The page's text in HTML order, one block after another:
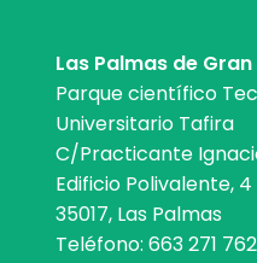
Las Palmas de
Parque científico
Universitario Tafira
C/Practicante
Edificio Polivalente,
35017, Las Palmas
Teléfono: 663 271 762